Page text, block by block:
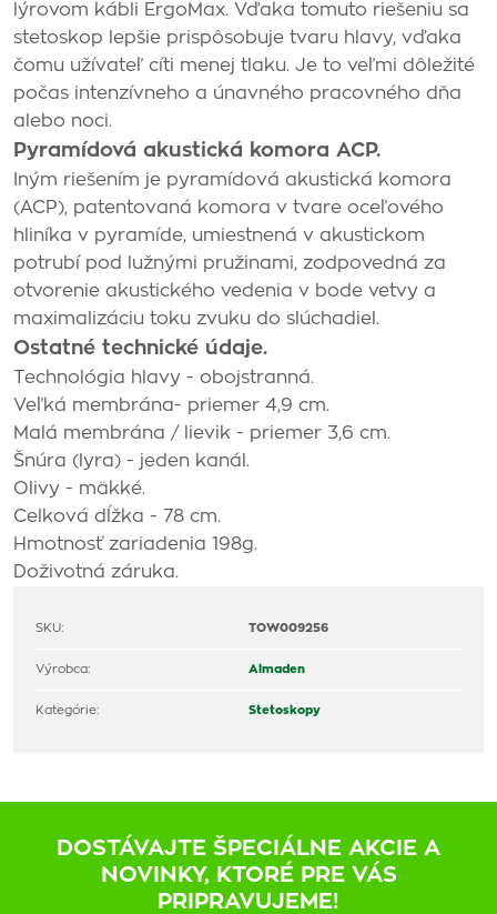
lýrovom kábli ErgoMax. Vďaka tomuto riešeniu sa
stetoskop lepšie prispôsobuje tvaru hlavy, vďaka
čomu užívateľ cíti menej tlaku. Je to veľmi dôležité
počas intenzívneho a únavného pracovného dňa
alebo noci.
Pyramídová akustická komora ACP.
Iným riešením je pyramídová akustická komora
(ACP), patentovaná komora v tvare oceľového
hliníka v pyramíde, umiestnená v akustickom
potrubí pod lužnými pružinami, zodpovedná za
otvorenie akustického vedenia v bode vetvy a
maximalizáciu toku zvuku do slúchadiel.
Ostatné technické údaje.
Technológia hlavy - obojstranná.
Veľká membrána- priemer 4,9 cm.
Malá membrána / lievik - priemer 3,6 cm.
Šnúra (lyra) - jeden kanál.
Olivy - mäkké.
Celková dĺžka - 78 cm.
Hmotnosť zariadenia 198g.
Doživotná záruka.
SKU: TOW009256
Výrobca: Almaden
Kategórie: Stetoskopy
DOSTÁVAJTE ŠPECIÁLNE AKCIE A
NOVINKY, KTORÉ PRE VÁS
PRIPRAVUJEME!